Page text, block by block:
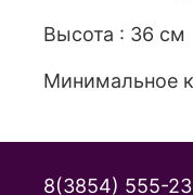
Высота : 36 см
Минимальное
8(3854) 555-